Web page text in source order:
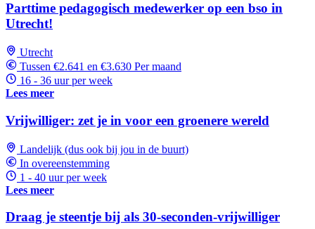
Parttime pedagogisch medewerker op een bso in
Utrecht!
Utrecht
Tussen €2.641 en €3.630 Per maand
16 - 36 uur per week
Lees meer
Vrijwilliger: zet je in voor een groenere wereld
Landelijk (dus ook bij jou in de buurt)
In overeenstemming
1 - 40 uur per week
Lees meer
Draag je steentje bij als 30-seconden-vrijwilliger